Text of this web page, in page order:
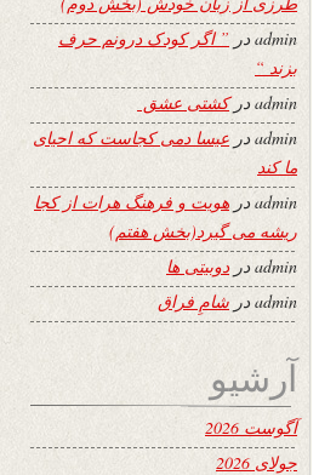
adminدر ” اگر کودک درونم حرف
بزند “
adminدرکشتی عشق
adminدر عیسا دمی کجاست که احیای
ما کند
adminدر هویت و فرهنگ هرات از کجا
ریشه می گیرد(بخش هفتم)
adminدردوبیتی ها
admin در شامِ فراق
آرشیو
آگوست 2026
جولای 2026